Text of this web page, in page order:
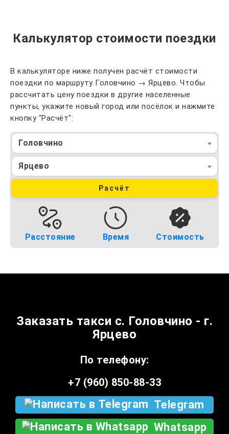
Калькулятор стоимости поездки
В калькуляторе ниже получен расчёт стоимости
поездки по маршруту Головчино → Ярцево. Чтобы
рассчитать цену поездки в другие населенные
пункты, укажите новый город или посёлок и нажмите
кнопку "Расчёт":
Головчино
Ярцево
Расчёт
Расстояние Время Стоимость
Заказать такси с. Головчино - г.
Ярцево
По телефону:
+7 (960) 850-88-33
Telegram
Whatsapp